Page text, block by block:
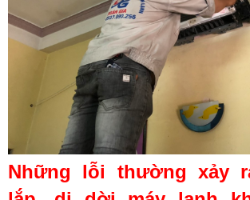
Những lỗi thường xảy